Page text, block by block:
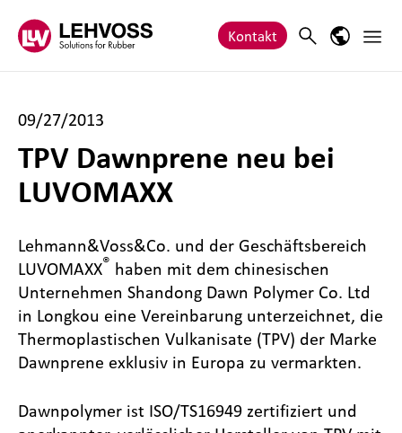
Kontakt SearchSprach-
09/27/2013
TPV Dawnprene neu bei
LUVOMAXX
Lehmann&Voss&Co. und der Geschäftsbereich
LUVOMAXX® haben mit dem chinesischen
Unternehmen Shandong Dawn Polymer Co. Ltd
in Longkou eine Vereinbarung unterzeichnet, die
Thermoplastischen Vulkanisate (TPV) der Marke
Dawnprene exklusiv in Europa zu vermarkten.
Dawnpolymer ist ISO/TS16949 zertifiziert und